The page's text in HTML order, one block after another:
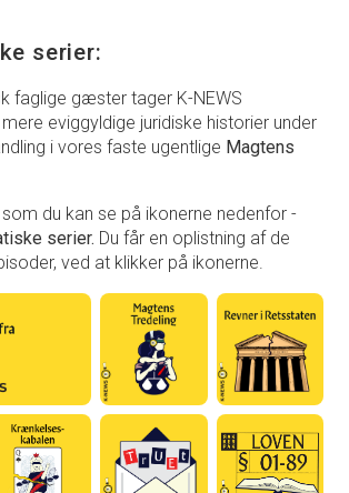
serier:
faglige gæster tager K-NEWS
eviggyldige juridiske historier under
i vores faste ugentlige Magtens
du kan se på ikonerne nedenfor -
serier. Du får en oplistning af de
ved at klikker på ikonerne.